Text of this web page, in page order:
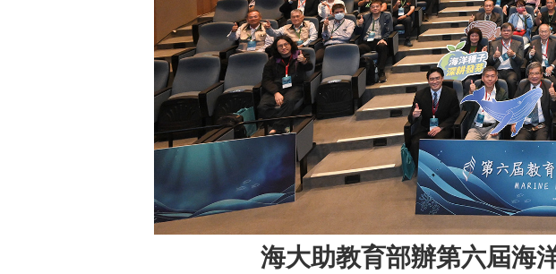
海大助教育部辦第六屆海